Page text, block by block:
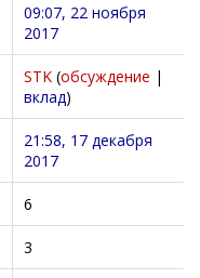
09:07, 22 ноября
2017
STK (обсуждение |
вклад)
21:58, 17 декабря
2017
6
3